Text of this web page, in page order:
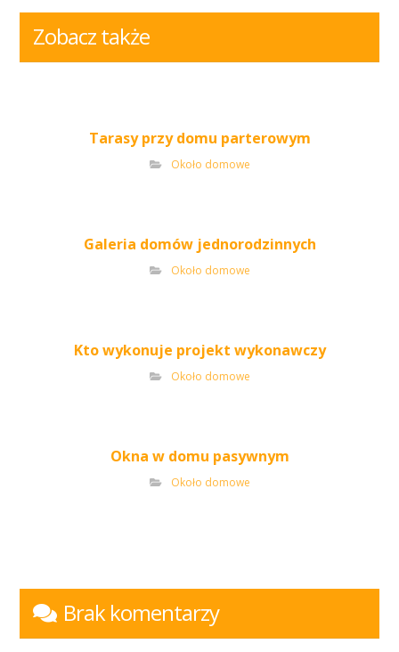
Zobacz także
Tarasy przy domu parterowym
Około domowe
Galeria domów jednorodzinnych
Około domowe
Kto wykonuje projekt wykonawczy
Około domowe
Okna w domu pasywnym
Około domowe
Brak komentarzy